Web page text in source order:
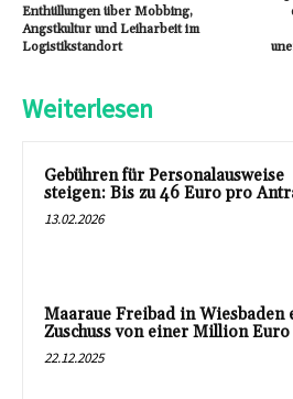
Enthüllungen über Mobbing,
Angstkultur und Leiharbeit im
Logistikstandort
Weiterlesen
Gebühren für Personalausweise
steigen: Bis zu 46 Euro pro
13.02.2026
Maaraue Freibad in Wiesbaden
Zuschuss von einer Million Euro
22.12.2025